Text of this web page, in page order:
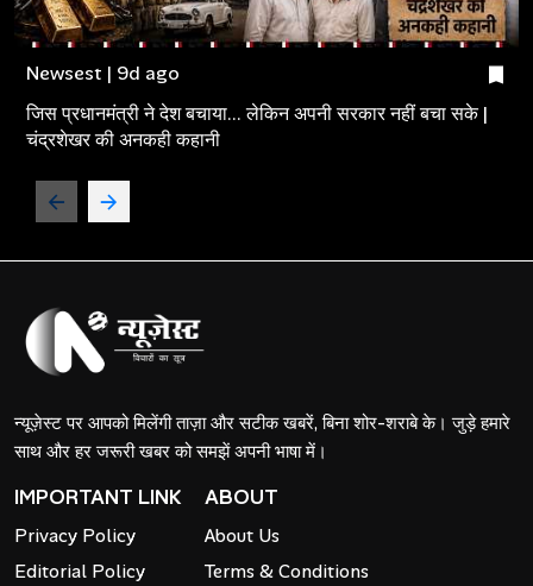
Newsest | 9d ago
जिस प्रधानमंत्री ने देश बचाया... लेकिन अपनी सरकार नहीं बचा सके |
चंद्रशेखर की अनकही कहानी
न्यूज़ेस्ट पर आपको मिलेंगी ताज़ा और सटीक खबरें, बिना शोर-शराबे के। जुड़े हमारे
साथ और हर जरूरी खबर को समझें अपनी भाषा में।
IMPORTANT LINK
Privacy Policy
Editorial Policy
ABOUT
About Us
Terms & Conditions